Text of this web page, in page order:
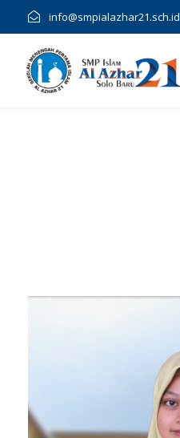
info@smpialazhar21.sch.id